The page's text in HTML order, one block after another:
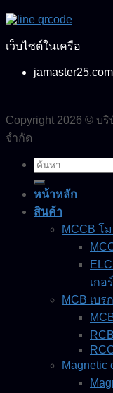
เว็บไซต์ในเครือ
jamaster25.com
Copyright 2026 © บ
จำกัด
ค้นหา:
หน้าหลัก
สินค้า
MCCB โ
เกอ
MCB เบร